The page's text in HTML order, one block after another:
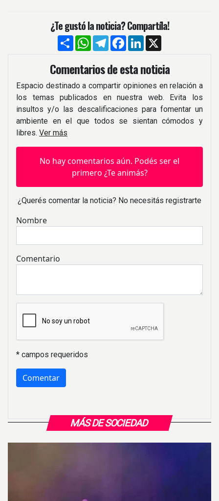
MÁS DE SOCIEDAD
¿Te gustó la noticia? Compartíla!
CompartirWhatsApp
TelegramFacebook
LinkedIn
Comentarios de esta noticia
Espacio destinado a compartir opiniones en relación a
los temas publicados en nuestra web. Evita los
insultos y/o las descalificaciones para fomentar un
ambiente en el que todos se sientan cómodos y
libres. Ver más
No hay comentarios aún. Podés ser el
primero ¿Te animás?
¿Querés comentar la noticia? No necesitás registrarte
Nombre
Comentario
* campos requeridos